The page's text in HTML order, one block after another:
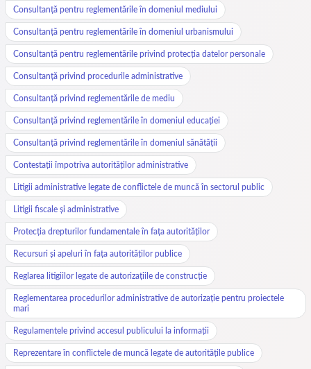
Consultanță pentru reglementările în domeniul mediului
Consultanță pentru reglementările în domeniul urbanismului
Consultanță pentru reglementările privind protecția datelor personale
Consultanță privind procedurile administrative
Consultanță privind reglementările de mediu
Consultanță privind reglementările în domeniul educației
Consultanță privind reglementările în domeniul sănătății
Contestații împotriva autorităților administrative
Litigii administrative legate de conflictele de muncă în sectorul public
Litigii fiscale și administrative
Protecția drepturilor fundamentale în fața autorităților
Recursuri și apeluri în fața autorităților publice
Reglarea litigiilor legate de autorizațiile de construcție
Reglementarea procedurilor administrative de autorizație pentru proiectele
mari
Regulamentele privind accesul publicului la informații
Reprezentare în conflictele de muncă legate de autoritățile publice